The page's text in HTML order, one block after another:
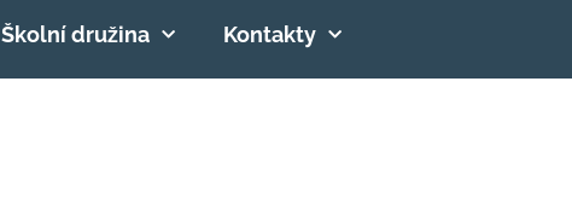
Školní družina Kontakty